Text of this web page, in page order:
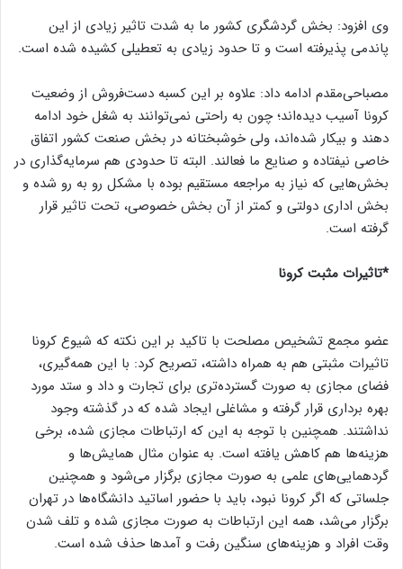
وی افزود: بخش گردشگری کشور ما به شدت تاثیر زیادی از این
پاندمی پذیرفته است و تا حدود زیادی به تعطیلی کشیده شده است.
مصباحی‌مقدم ادامه داد: علاوه بر این کسبه دست‌فروش از وضعیت
کرونا آسیب دیده‌اند؛ چون به راحتی نمی‌توانند به شغل خود ادامه
دهند و بیکار شده‌اند، ولی خوشبختانه در بخش صنعت کشور اتفاق
خاصی نیفتاده و صنایع ما فعالند. البته تا حدودی هم سرمایه‌گذاری در
بخش‌هایی که نیاز به مراجعه مستقیم بوده با مشکل رو به رو شده و
بخش اداری دولتی و کمتر از آن بخش خصوصی، تحت تاثیر قرار
گرفته است.
*تاثیرات مثبت کرونا
عضو مجمع تشخیص مصلحت با تاکید بر این نکته که شیوع کرونا
تاثیرات مثبتی هم به همراه داشته، تصریح کرد: با این همه‌گیری،
فضای مجازی به صورت گسترده‌تری برای تجارت و داد و ستد مورد
بهره برداری قرار گرفته و مشاغلی ایجاد شده که در گذشته وجود
نداشتند. همچنین با توجه به این که ارتباطات مجازی شده، برخی
هزینه‌ها هم کاهش یافته است. به عنوان مثال همایش‌ها و
گردهمایی‌های علمی به صورت مجازی برگزار می‌شود و همچنین
جلساتی که اگر کرونا نبود، باید با حضور اساتید دانشگاه‌ها در تهران
برگزار می‌شد، همه این ارتباطات به صورت مجازی شده و تلف شدن
وقت افراد و هزینه‌های سنگین رفت و آمد‌ها حذف شده است.